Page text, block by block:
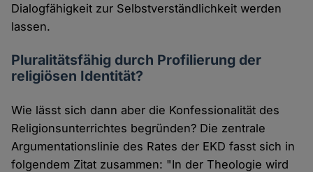
Dialogfähigkeit zur Selbstverständlichkeit werden
lassen.
Pluralitätsfähig durch Profilierung der
religiösen Identität?
Wie lässt sich dann aber die Konfessionalität des
Religionsunterrichtes begründen? Die zentrale
Argumentationslinie des Rates der EKD fasst sich in
folgendem Zitat zusammen: "In der Theologie wird